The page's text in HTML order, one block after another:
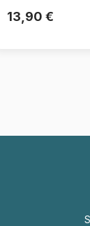
13,90 €